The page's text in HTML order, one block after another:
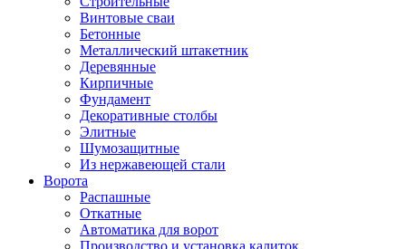
Винтовые сваи
Бетонные
Металлический штакетник
Деревянные
Кирпичные
Фундамент
Декоративные столбы
Элитные
Шумозащитные
Из нержавеющей стали
Ворота
Распашные
Откатные
Автоматика для ворот
Производство и установка калиток